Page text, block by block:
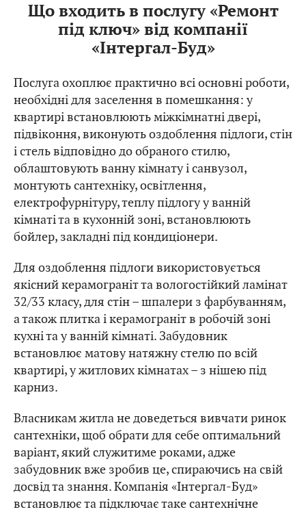
Що входить в послугу «Ремонт
під ключ» від компанії
«Інтергал-Буд»
Послуга охоплює практично всі основні роботи,
необхідні для заселення в помешкання: у
квартирі встановлюють міжкімнатні двері,
підвіконня, виконують оздоблення підлоги, стін
і стель відповідно до обраного стилю,
облаштовують ванну кімнату і санвузол,
монтують сантехніку, освітлення,
електрофурнітуру, теплу підлогу у ванній
кімнаті та в кухонній зоні, встановлюють
бойлер, закладні під кондиціонери.
Для оздоблення підлоги використовується
якісний керамограніт та вологостійкий ламінат
32/33 класу, для стін – шпалери з фарбуванням,
а також плитка і керамограніт в робочій зоні
кухні та у ванній кімнаті. Забудовник
встановлює матову натяжну стелю по всій
квартирі, у житлових кімнатах – з нішею під
карниз.
Власникам житла не доведеться вивчати ринок
сантехніки, щоб обрати для себе оптимальний
варіант, який служитиме роками, адже
забудовник вже зробив це, спираючись на свій
досвід та знання. Компанія «Інтергал-Буд»
встановлює та підключає таке сантехнічне